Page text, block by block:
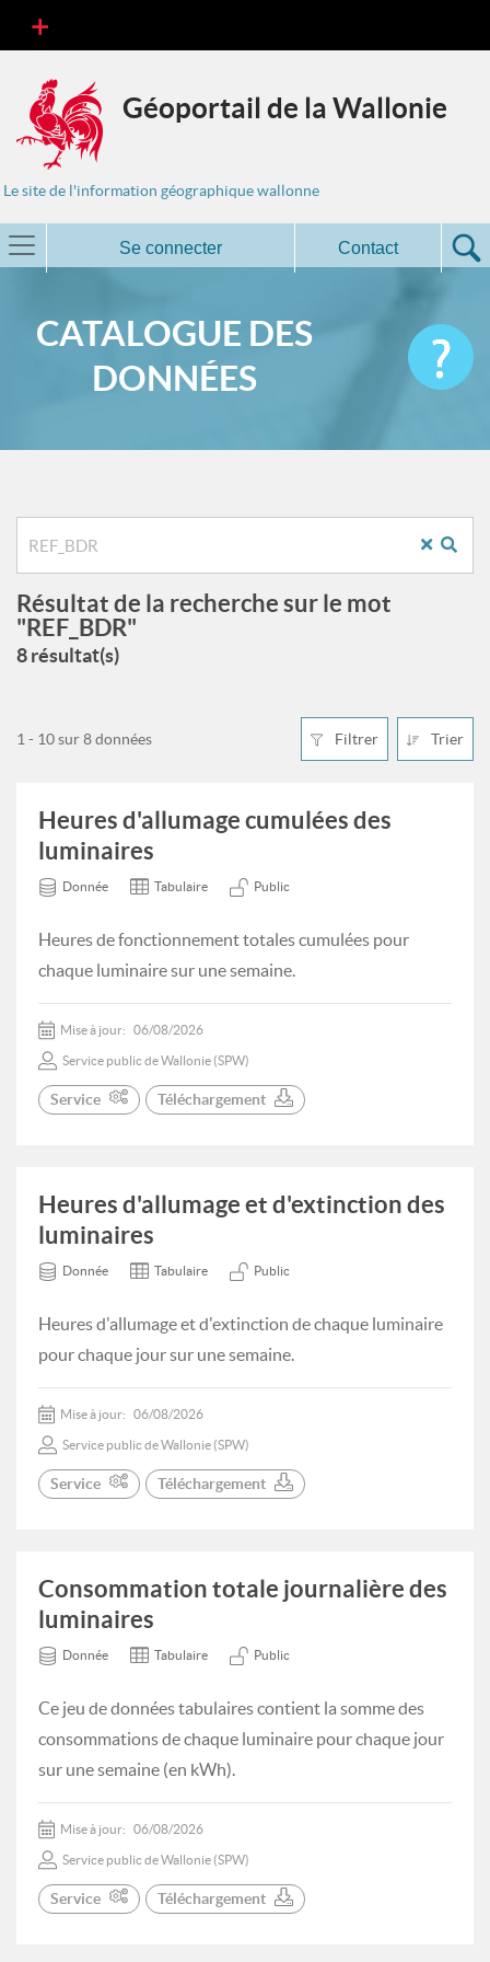
Géoportail de la Wallonie
Le site de l'information géographique wallonne
Se connecter Contact
CATALOGUE DES
DONNÉES
Résultat de la recherche sur le mot
"REF_BDR"
8 résultat(s)
Filtrer Trier
1 - 10 sur 8 données
Heures d'allumage cumulées des
luminaires
Donnée Tabulaire Public
Heures de fonctionnement totales cumulées pour
chaque luminaire sur une semaine.
Mise à jour: 06/08/2026
Service public de Wallonie (SPW)
Service Téléchargement
Heures d'allumage et d'extinction des
luminaires
Donnée Tabulaire Public
Heures d'allumage et d'extinction de chaque luminaire
pour chaque jour sur une semaine.
Mise à jour: 06/08/2026
Service public de Wallonie (SPW)
Service Téléchargement
Consommation totale journalière des
luminaires
Donnée Tabulaire Public
Ce jeu de données tabulaires contient la somme des
consommations de chaque luminaire pour chaque jour
sur une semaine (en kWh).
Mise à jour: 06/08/2026
Service public de Wallonie (SPW)
Service Téléchargement